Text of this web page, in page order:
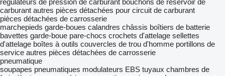
régulateurs de pression de carburant bouchons de réservoir de
carburant autres pièces détachées pour circuit de carburant
pièces détachées de carrosserie
marchepieds garde-boues calandres châssis boîtiers de batterie
bavettes garde-boue pare-chocs crochets d'attelage sellettes
d'attelage boîtes à outils couvercles de trou d'homme portillons de
service autres pièces détachées de carrosserie
pneumatique
soupapes pneumatiques modulateurs EBS tuyaux chambres de